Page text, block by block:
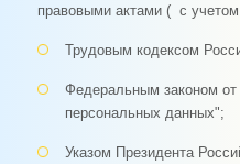
правовыми актами ( с
Трудовым кодексом
Федеральным законом
персональных данных";
Указом Президента